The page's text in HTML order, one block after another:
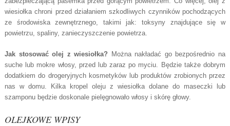
wiesiołka chroni przed działaniem szkodliwych czynników pochodzących
ze środowiska zewnętrznego, takimi jak: toksyny znajdujące się w
powietrzu, spaliny, zanieczyszczenie powietrza.
Jak stosować olej z wiesiołka? Można nakładać go bezpośrednio na
suche lub mokre włosy, przed lub zaraz po myciu. Będzie także dobrym
dodatkiem do drogeryjnych kosmetyków lub produktów zrobionych przez
nas w domu. Kilka kropel oleju z wiesiołka dolane do maseczki lub
szamponu będzie doskonale pielęgnowało włosy i skórę głowy.
OLEJKOWE WPISY